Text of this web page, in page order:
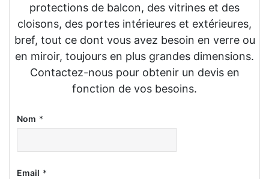
protections de balcon, des vitrines et des
cloisons, des portes intérieures et extérieures,
bref, tout ce dont vous avez besoin en verre ou
en miroir, toujours en plus grandes dimensions.
Contactez-nous pour obtenir un devis en
fonction de vos besoins.
Nom *
Email *